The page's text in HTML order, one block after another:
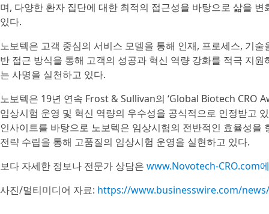
며, 다양한 환자 집단에 대한 최적의 접근성을 바탕으로 삶을
있다.
노보텍은 고객 중심의 서비스 모델을 통해 인재, 프로세스, 기
반 접근 방식을 통해 고객의 성공과 혁신 역량 강화를 적극 지
는 사명을 실천하고 있다.
노보텍은 19년 연속 Frost & Sullivan의 ‘Global Biotech CRO
임상시험 운영 및 혁신 역량의 우수성을 공식적으로 인정받고
인사이트를 바탕으로 노보텍은 임상시험의 전반적인 효율성
전략 수립을 통해 고품질의 임상시험 운영을 실현하고 있다.
보다 자세한 정보나 전문가 상담은 www.Novotech-CRO.com
사진/멀티미디어 자료: https://www.businesswire.com/